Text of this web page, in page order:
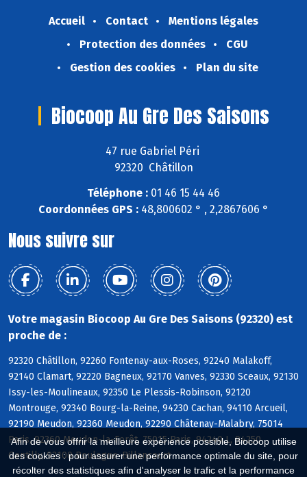
Afin de vous offrir la meilleure expérience possible, Biocoop utilise
des cookies : pour assurer une performance optimale du site, pour
récolter des statistiques afin d'analyser le trafic et la performance
Accueil Contact
Mentions légales
Protection des données
CGU
Gestion des cookies
Plan du site
Biocoop Au Gre Des Saisons
47 rue Gabriel Péri
92320 Châtillon
Téléphone : 01 46 15 44 46
Coordonnées GPS : 48,800602 ° , 2,2867606 °
Nous suivre sur
Votre magasin Biocoop Au Gre Des Saisons (92320) est
proche de :
92320 Châtillon, 92260 Fontenay-aux-Roses, 92240 Malakoff,
92140 Clamart, 92220 Bagneux, 92170 Vanves, 92330 Sceaux, 92130
Issy-les-Moulineaux, 92350 Le Plessis-Robinson, 92120
Montrouge, 92340 Bourg-la-Reine, 94230 Cachan, 94110 Arcueil,
92190 Meudon, 92360 Meudon, 92290 Châtenay-Malabry, 75014
Paris, 92360 Meudon-la-Forêt, 75015 Paris, 94240 L, 94250
Gentilly, 92100 Boulogne-Billancourt